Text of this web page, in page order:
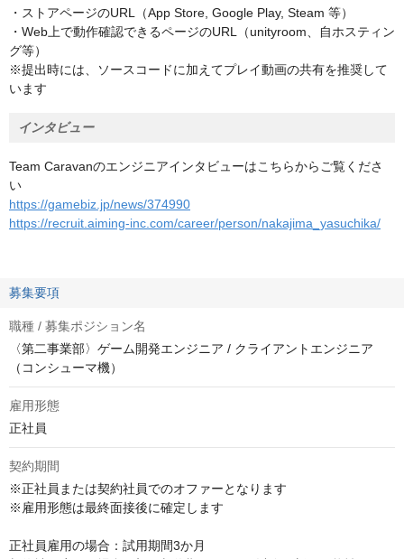
・ストアページのURL（App Store, Google Play, Steam 等）
・Web上で動作確認できるページのURL（unityroom、自ホスティン
グ等）
※提出時には、ソースコードに加えてプレイ動画の共有を推奨して
います
インタビュー
Team Caravanのエンジニアインタビューはこちらからご覧くださ
い
https://gamebiz.jp/news/374990
https://recruit.aiming-inc.com/career/person/nakajima_yasuchika/
募集要項
職種 / 募集ポジション名
〈第二事業部〉ゲーム開発エンジニア / クライアントエンジニア
（コンシューマ機）
雇用形態
正社員
契約期間
※正社員または契約社員でのオファーとなります
※雇用形態は最終面接後に確定します
正社員雇用の場合：試用期間3か月